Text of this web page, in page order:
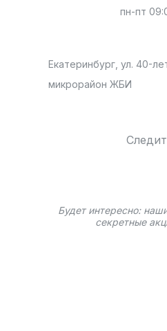
пн-пт
Екатеринбург, ул. 40-
микрорайон ЖБИ
Будет интересно:
секретные